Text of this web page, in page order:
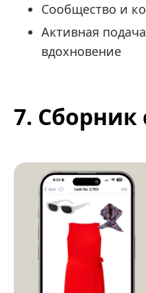
Сообщество и
Активная
вдохновение
7. Сборник